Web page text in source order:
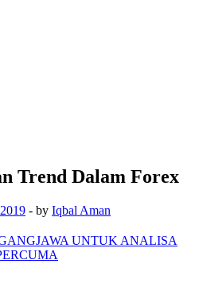
Trend Dalam Forex
- by Iqbal Aman
UNTUK ANALISA